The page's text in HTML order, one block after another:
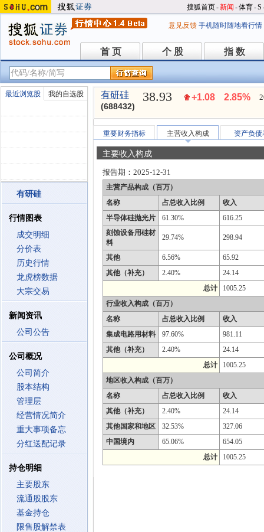
搜狐首页-新闻 -体育-S
意见反馈 手机随时随地看行情
首 页
首 页 个 股
个 股 指 数
指 数
最近浏览股 我的自选股
有研硅
行情图表
成交明细
分价表
历史行情
龙虎榜数据
大宗交易
新闻资讯
公司公告
公司概况
公司简介
股本结构
管理层
经营情况简介
重大事项备忘
分红送配记录
持仓明细
主要股东
流通股股东
基金持仓
限售股解禁表
有研硅
(688432)
38.93 +1.08 2.85%
重要财务指标 主营收入构成 资产负债
主要收入构成
报告期： 2025-12-31
主营产品构成（百万）
名称
占总收入比例
收入
半导体硅抛光片
61.30%
616.25
刻蚀设备用硅材
料
29.74% 298.94
其他 6.56%
65.92
其他（补充）
2.40%
24.14
总计
1005.25
行业收入构成（百万）
名称
占总收入比例
收入
集成电路用材料
97.60%
981.11
其他（补充）
2.40%
24.14
总计
1005.25
地区收入构成（百万）
名称
占总收入比例
收入
其他（补充）
2.40%
24.14
其他国家和地区
32.53%
327.06
中国境内
65.06%
654.05
总计
1005.25